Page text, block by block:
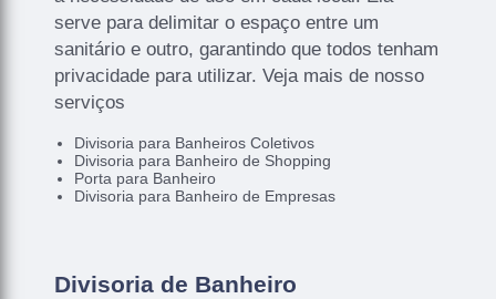
serve para delimitar o espaço entre um
sanitário e outro, garantindo que todos tenham
privacidade para utilizar. Veja mais de nosso
serviços
Divisoria para Banheiros Coletivos
Divisoria para Banheiro de Shopping
Porta para Banheiro
Divisoria para Banheiro de Empresas
Divisoria de Banheiro